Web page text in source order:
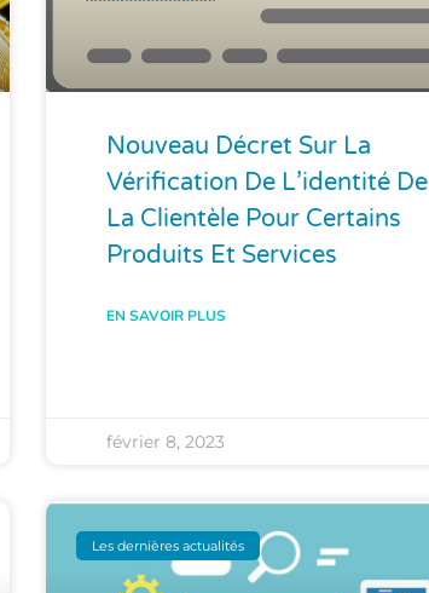
Nouveau Décret Sur La
Vérification De L’identité De
La Clientèle Pour Certains
Produits Et Services
EN SAVOIR PLUS
février 8, 2023
Les dernières actualités